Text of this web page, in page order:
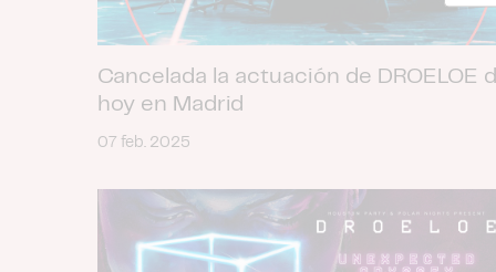
Cancelada la actuación de DROELOE
hoy en Madrid
07 feb. 2025